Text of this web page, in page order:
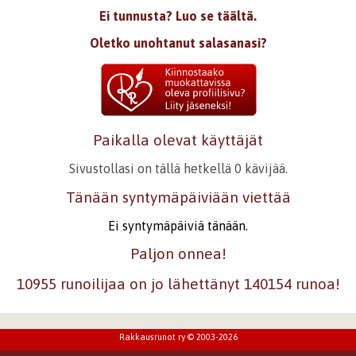
Ei tunnusta? Luo se täältä.
Oletko unohtanut salasanasi?
Paikalla olevat käyttäjät
Sivustollasi on tällä hetkellä 0 kävijää.
Tänään syntymäpäiviään viettää
Ei syntymäpäiviä tänään.
Paljon onnea!
10955 runoilijaa on jo lähettänyt 140154 runoa!
Rakkausrunot ry © 2003-2026